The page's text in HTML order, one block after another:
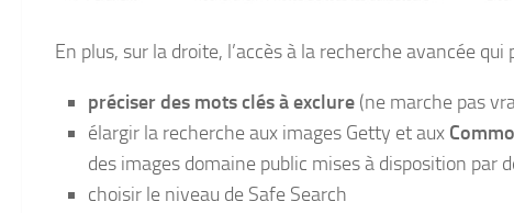
En plus, sur la droite, l’accès à la recherche avancée qui
préciser des mots clés à exclure (ne marche pas
élargir la recherche aux images Getty et aux
des images domaine public mises à disposition par
choisir le niveau de Safe Search